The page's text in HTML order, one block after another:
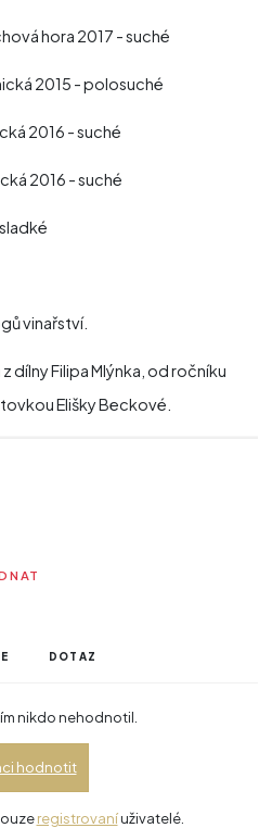
hora 2017 - suché
2015 - polosuché
2016 - suché
2016 - suché
vinařství.
dílny Filipa Mlýnka, od ročníku
Elišky Beckové.
DOTAZ
nikdo nehodnotil.
hodnotit
registrovaníuživatelé.